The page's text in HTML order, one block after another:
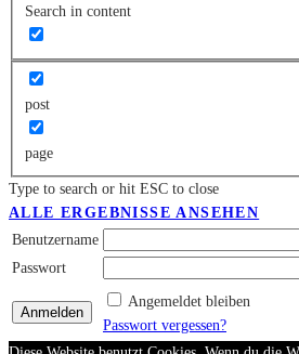
Search in content
post
page
Type to search or hit ESC to close
ALLE ERGEBNISSE ANSEHEN
Benutzername
Passwort
Angemeldet bleiben
Passwort vergessen?